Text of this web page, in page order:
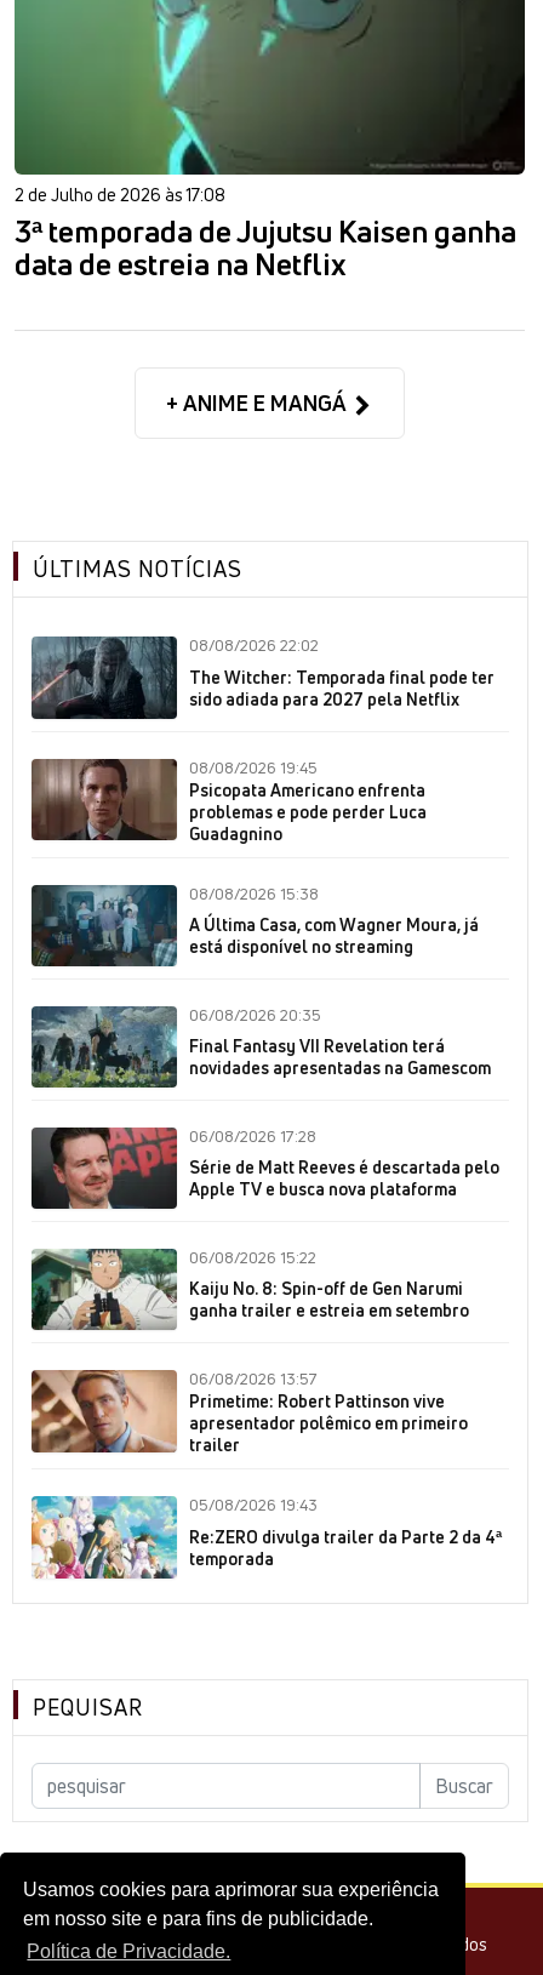
Usamos cookies para aprimorar sua experiência
em nosso site e para fins de publicidade.
Política de Privacidade.
2 de Julho de 2026 às 17:08
3ª temporada de Jujutsu Kaisen ganha
data de estreia na Netflix
+ ANIME E MANGÁ
ÚLTIMAS NOTÍCIAS
08/08/2026 22:02
The Witcher: Temporada final pode ter
sido adiada para 2027 pela Netflix
08/08/2026 19:45
Psicopata Americano enfrenta
problemas e pode perder Luca
Guadagnino
08/08/2026 15:38
A Última Casa, com Wagner Moura, já
está disponível no streaming
06/08/2026 20:35
Final Fantasy VII Revelation terá
novidades apresentadas na Gamescom
06/08/2026 17:28
Série de Matt Reeves é descartada pelo
Apple TV e busca nova plataforma
06/08/2026 15:22
Kaiju No. 8: Spin-off de Gen Narumi
ganha trailer e estreia em setembro
06/08/2026 13:57
Primetime: Robert Pattinson vive
apresentador polêmico em primeiro
trailer
05/08/2026 19:43
Re:ZERO divulga trailer da Parte 2 da 4ª
temporada
PEQUISAR
© 2026 - Melhor do Cinema Todos os direitos reservados